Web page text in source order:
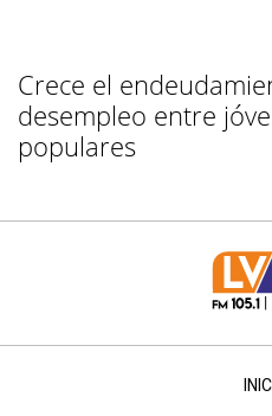
Crece el
desempleo entre
populares